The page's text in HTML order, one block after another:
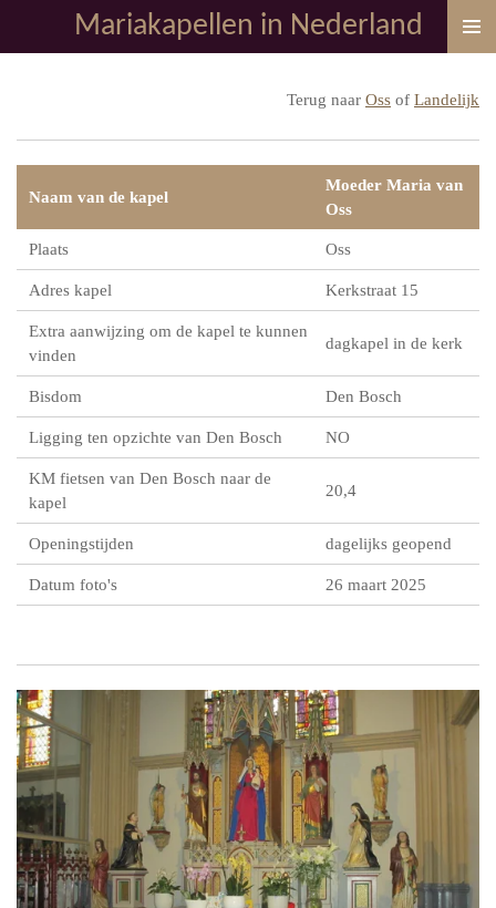
direct
Mariakapellen in Nederland
Terug naar Oss of Landelijk
Naam van de kapel
Moeder Maria van
Oss
Plaats Oss
Adres kapel Kerkstraat 15
Extra aanwijzing om de kapel te kunnen
vinden
dagkapel in de kerk
Bisdom Den Bosch
Ligging ten opzichte van Den Bosch NO
KM fietsen van Den Bosch naar de
kapel
20,4
Openingstijden dagelijks geopend
Datum foto's 26 maart 2025